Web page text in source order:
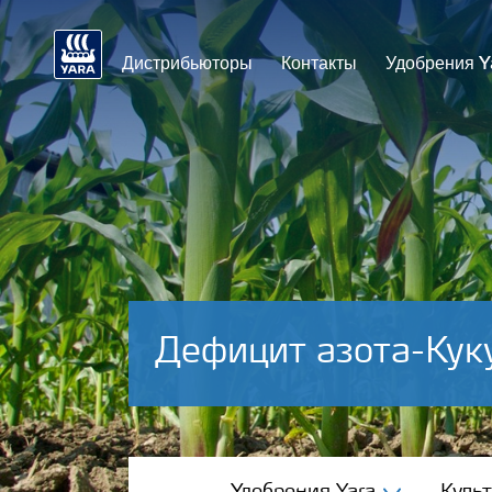
Дистрибьюторы Контакты Удобрения
Дефицит азота-
Удобрения Yara